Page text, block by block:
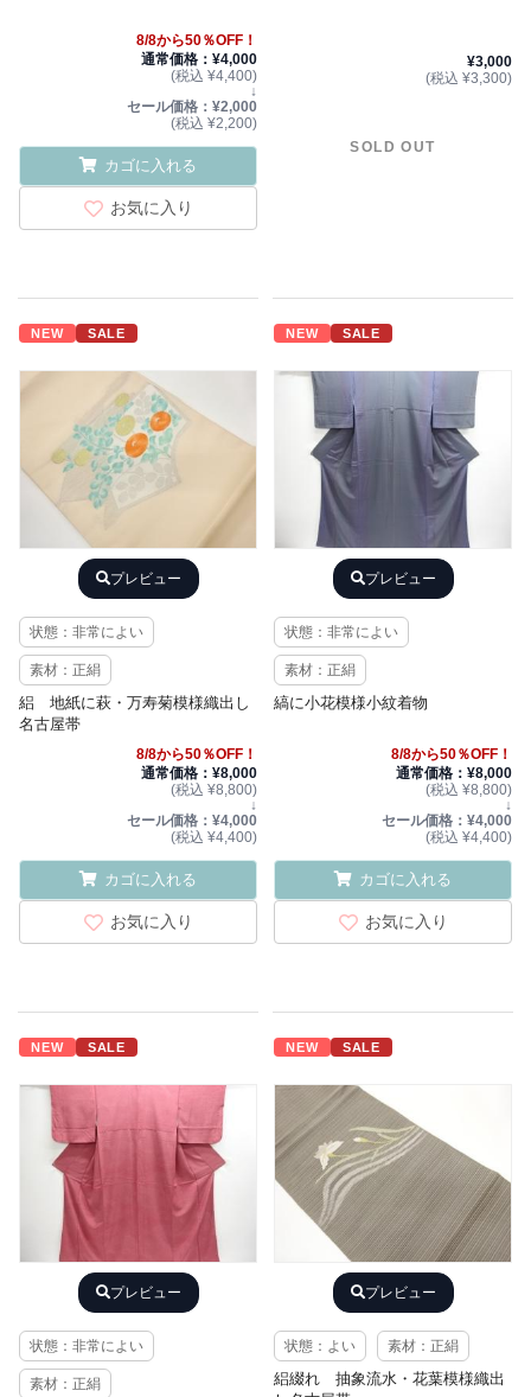
8/8から50％OFF！
通常価格：¥4,000
(税込 ¥4,400)
↓
セール価格：¥2,000
(税込 ¥2,200)
カゴに入れる
お気に入り
¥3,000
(税込 ¥3,300)
SOLD OUT
NEW SALE
プレビュー
状態：非常によい
素材：正絹
絽 地紙に萩・万寿菊模様織出し
名古屋帯
8/8から50％OFF！
通常価格：¥8,000
(税込 ¥8,800)
↓
セール価格：¥4,000
(税込 ¥4,400)
カゴに入れる
お気に入り
NEW SALE
プレビュー
状態：非常によい
素材：正絹
縞に小花模様小紋着物
8/8から50％OFF！
通常価格：¥8,000
(税込 ¥8,800)
↓
セール価格：¥4,000
(税込 ¥4,400)
カゴに入れる
お気に入り
NEW SALE
プレビュー
状態：非常によい
素材：正絹
NEW SALE
プレビュー
状態：よい 素材：正絹
絽綴れ 抽象流水・花葉模様織出